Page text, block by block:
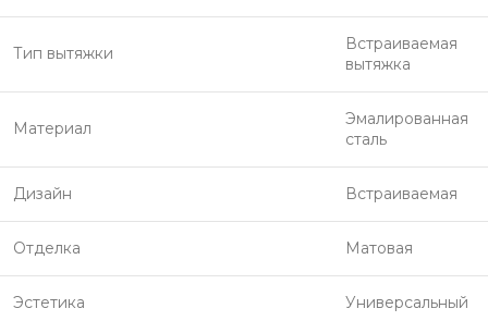
Тип вытяжки
Встраиваемая
вытяжка
Материал
Эмалированная
сталь
Дизайн Встраиваемая
Отделка Матовая
Эстетика Универсальный